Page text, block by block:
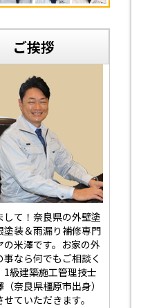
ご挨拶
して！奈良県の外壁塗
塗装＆雨漏り補修専門
の米澤です。お家の外
事なら何でもご相談く
1級建築施工管理技士
奈良県橿原市出身）
ていただきます。